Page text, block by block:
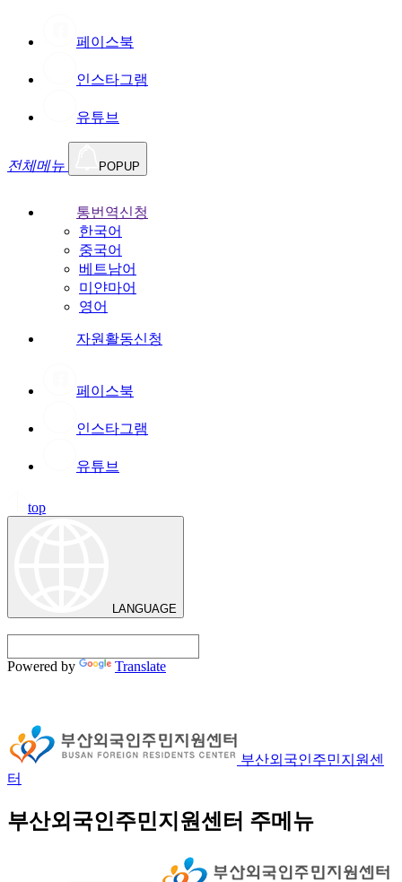
페이스북
인스타그램
유튜브
전체메뉴 POPUP
통번역신청
한국어
중국어
베트남어
미얀마어
영어
자원활동신청
페이스북
인스타그램
유튜브
top
LANGUAGE
Powered by Translate
부산외국인주민지원센
터
부산외국인주민지원센터 주메뉴